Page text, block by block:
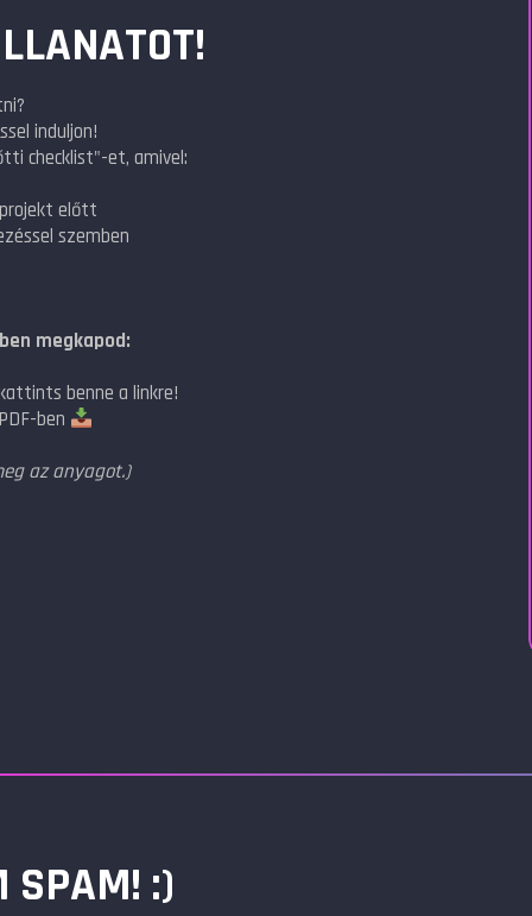
induljon!
checklist"-et, amivel:
előtt
szemben
megkapod:
benne a linkre!
ben
az anyagot.)
SPAM! :)